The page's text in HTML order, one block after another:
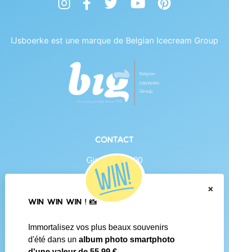
IJsboerke est une marque de Belgian Icecream Group
Contact
Gierlebaan 100
B-2460 Tielen
BE 0438.625.684
Contact
Conditions générales
×
WIN WIN WIN ! 📸
Immortalisez vos plus beaux souvenirs
d'été dans un album photo smartphoto